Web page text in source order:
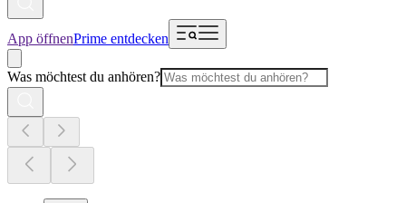
App öffnenPrime entdecken
Was möchtest du anhören?